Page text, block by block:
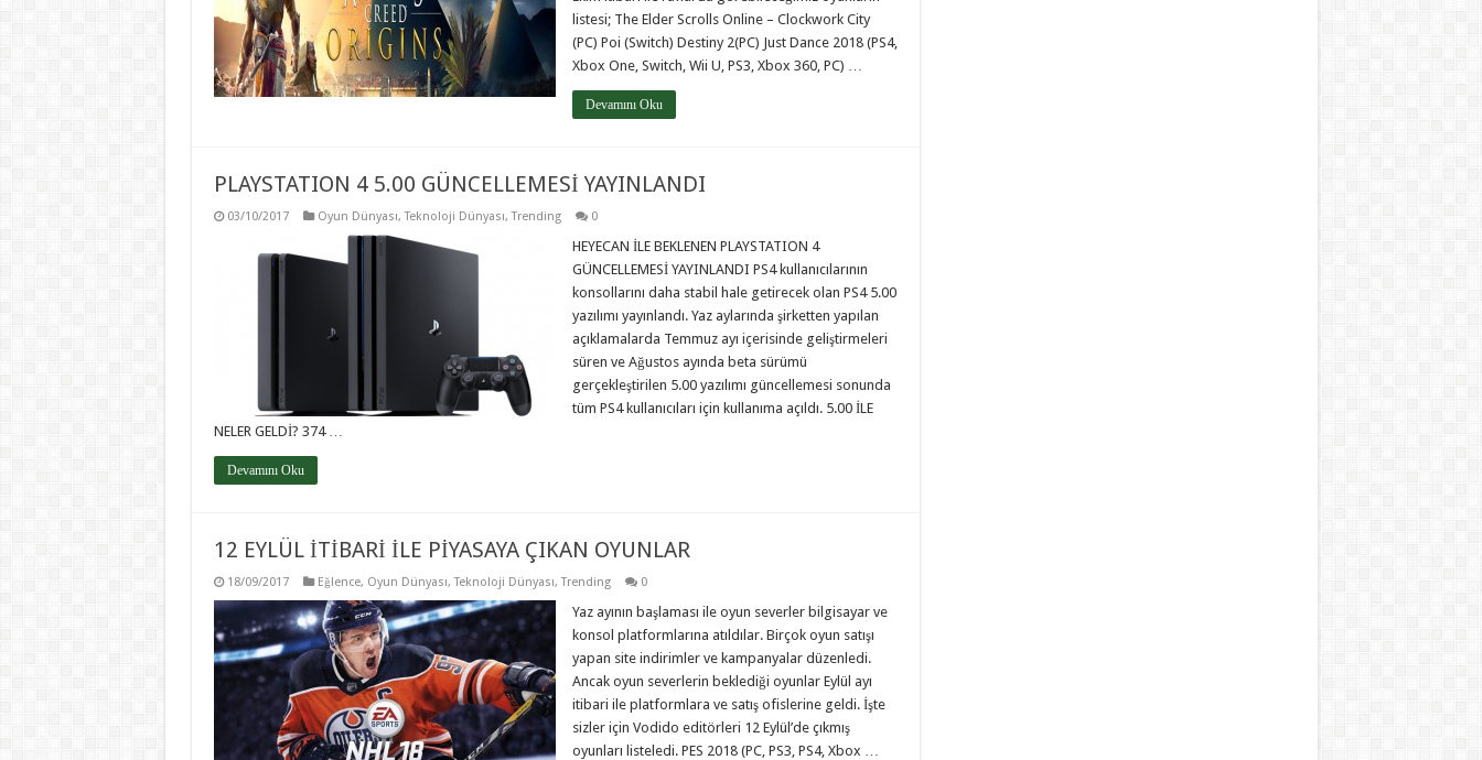
listesi; The Elder Scrolls Online – Clockwork City
(PC) Poi (Switch) Destiny 2(PC) Just Dance 2018 (PS4,
Xbox One, Switch, Wii U, PS3, Xbox 360, PC) …
Devamını Oku
PLAYSTATION 4 5.00 GÜNCELLEMESİ YAYINLANDI
03/10/2017 Oyun Dünyası,Teknoloji Dünyası,Trending 0
HEYECAN İLE BEKLENEN PLAYSTATION 4
GÜNCELLEMESİ YAYINLANDI PS4 kullanıcılarının
konsollarını daha stabil hale getirecek olan PS4 5.00
yazılımı yayınlandı. Yaz aylarında şirketten yapılan
açıklamalarda Temmuz ayı içerisinde geliştirmeleri
süren ve Ağustos ayında beta sürümü
gerçekleştirilen 5.00 yazılımı güncellemesi sonunda
tüm PS4 kullanıcıları için kullanıma açıldı. 5.00 İLE
NELER GELDİ? 374 …
Devamını Oku
12 EYLÜL İTİBARİ İLE PİYASAYA ÇIKAN OYUNLAR
18/09/2017 Eğlence, Oyun Dünyası,Teknoloji Dünyası,Trending 0
Yaz ayının başlaması ile oyun severler bilgisayar ve
konsol platformlarına atıldılar. Birçok oyun satışı
yapan site indirimler ve kampanyalar düzenledi.
Ancak oyun severlerin beklediği oyunlar Eylül ayı
itibari ile platformlara ve satış ofislerine geldi. İşte
sizler için Vodido editörleri 12 Eylül’de çıkmış
oyunları listeledi. PES 2018 (PC, PS3, PS4, Xbox …